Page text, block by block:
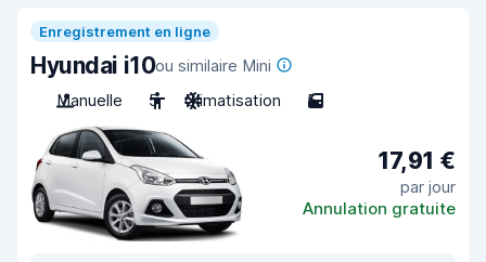
Enregistrement en ligne
Hyundai i10ou similaire Mini
Manuelle
5 Climatisation 5
17,91 €
par jour
Annulation gratuite